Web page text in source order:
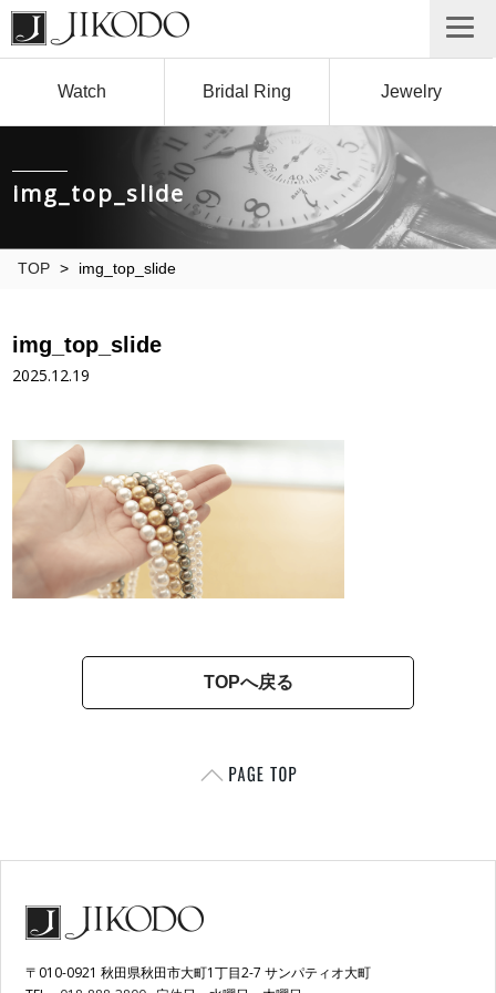
Watch Bridal Ring Jewelry
img_top_slide
TOP > img_top_slide
img_top_slide
2025.12.19
TOPへ戻る
〒010-0921 秋田県秋田市大町1丁目2-7 サンパティオ大町